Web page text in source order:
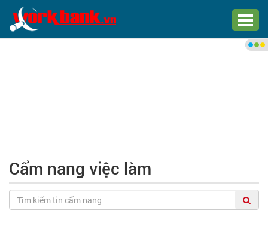
Trang chủ
Việc làm mới nhất
Cẩm nang việc làm